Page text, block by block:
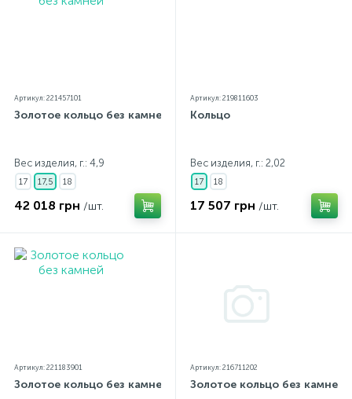
Артикул: 221457101
Золотое кольцо без камней
Вес изделия, г.: 4,9
17 17,5 18
42 018 грн /шт.
Артикул: 219811603
Кольцо
Вес изделия, г.: 2,02
17 18
17 507 грн /шт.
Артикул: 221183901
Золотое кольцо без камней
Артикул: 216711202
Золотое кольцо без камней